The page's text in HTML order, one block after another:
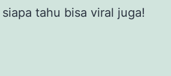
tahu bisa viral juga!